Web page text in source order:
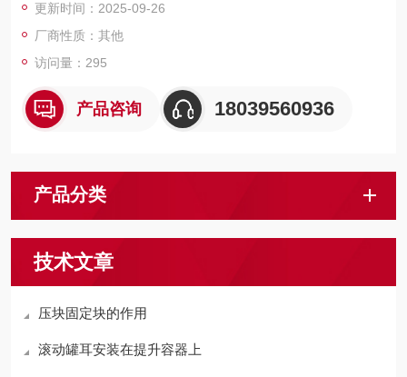
更新时间：2025-09-26
厂商性质：其他
访问量：295
产品咨询 18039560936
产品分类
技术文章
压块固定块的作用
滚动罐耳安装在提升容器上